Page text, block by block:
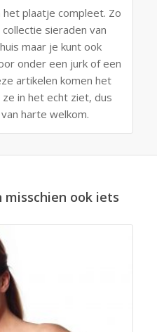
het plaatje compleet. Zo
sieraden van
maar je kunt ook
onder een jurk of een
artikelen komen het
in het echt ziet, dus
harte welkom.
ook iets